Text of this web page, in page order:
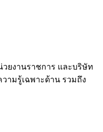
ยงานราชการ และบริษัท
ามรู้เฉพาะด้าน รวมถึง